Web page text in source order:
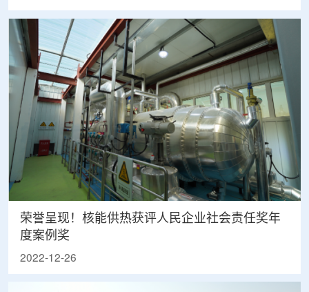
荣誉呈现！核能供热获评人民企业社会责任奖年
度案例奖
2022-12-26